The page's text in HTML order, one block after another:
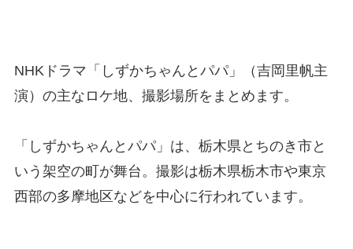
NHKドラマ「しずかちゃんとパパ」（吉岡里帆主
演）の主なロケ地、撮影場所をまとめます。
「しずかちゃんとパパ」は、栃木県とちのき市と
いう架空の町が舞台。撮影は栃木県栃木市や東京
西部の多摩地区などを中心に行われています。